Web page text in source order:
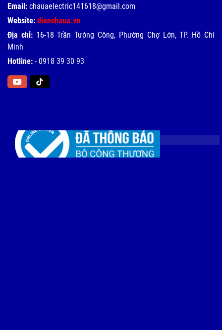
Email: chauaelectric141618@gmail.com
Website: dienchaua.vn
Địa chỉ: 16-18 Trần Tướng Công, Phường Chợ Lớn, TP. Hồ Chí
Minh
Hotline: - 0918 39 30 93